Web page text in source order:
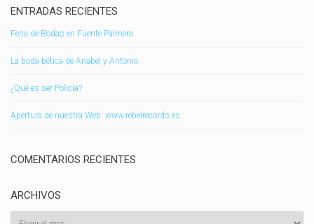
ENTRADAS RECIENTES
Feria de Bodas en Fuente Palmera
La boda bética de Anabel y Antonio
¿Qué es ser Policía?
Apertura de nuestra Web: www.rebelrecords.es
COMENTARIOS RECIENTES
ARCHIVOS